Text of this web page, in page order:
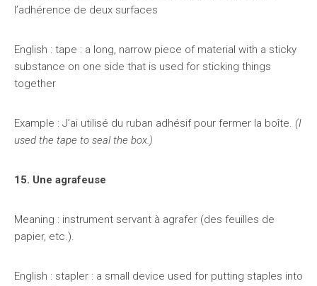
l’adhérence de deux surfaces
English : tape : a long, narrow piece of material with a sticky
substance on one side that is used for sticking things
together
Example : J’ai utilisé du ruban adhésif pour fermer la boîte. (I
used the tape to seal the box.)
15. Une agrafeuse
Meaning : instrument servant à agrafer (des feuilles de
papier, etc.).
English : stapler : a small device used for putting staples into